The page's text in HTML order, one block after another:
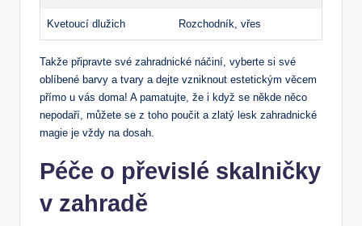
Kvetoucí dlužich Rozchodník, vřes
Takže připravte své zahradnické náčiní, vyberte si své
oblíbené barvy a tvary a dejte vzniknout estetickým věcem
přímo u vás doma! A pamatujte, že i když se někde něco
nepodaří, můžete se z toho poučit a zlatý lesk zahradnické
magie je vždy na dosah.
Péče o převislé skalničky
v zahradě